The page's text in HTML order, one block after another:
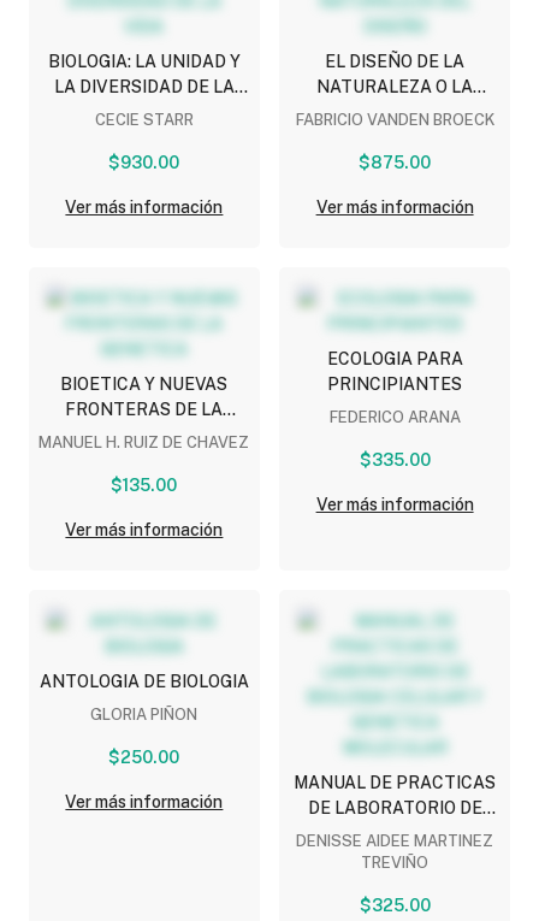
BIOLOGIA: LA UNIDAD Y
LA DIVERSIDAD DE LA
VIDA
CECIE STARR
$930.00
Ver más información
EL DISEÑO DE LA
NATURALEZA O LA
NATURALEZA DEL
FABRICIO VANDEN BROECK
$875.00
Ver más información
BIOETICA Y NUEVAS
FRONTERAS DE LA
GENETICA
MANUEL H. RUIZ DE CHAVEZ
$135.00
Ver más información
ECOLOGIA PARA
PRINCIPIANTES
FEDERICO ARANA
$335.00
Ver más información
ANTOLOGIA DE BIOLOGIA
GLORIA PIÑON
$250.00
Ver más información
MANUAL DE PRACTICAS
DE LABORATORIO DE
BIOLOGIA CELULAR Y
GENETICA MOLECULAR
DENISSE AIDEE MARTINEZ
TREVIÑO
$325.00